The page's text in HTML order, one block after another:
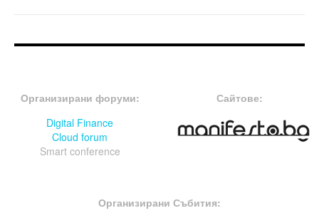
Организирани форуми:
Digital Finance
Cloud forum
Smart conference
Сайтове:
Организирани Събития: